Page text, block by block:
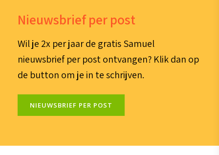
Nieuwsbrief per post
Wil je 2x per jaar de gratis Samuel
nieuwsbrief per post ontvangen? Klik dan op
de button om je in te schrijven.
NIEUWSBRIEF PER POST